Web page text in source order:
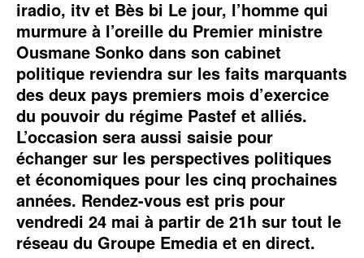
iradio, itv et Bès bi Le jour, l’homme qui
murmure à l’oreille du Premier ministre
Ousmane Sonko dans son cabinet
politique reviendra sur les faits marquants
des deux pays premiers mois d’exercice
du pouvoir du régime Pastef et alliés.
L’occasion sera aussi saisie pour
échanger sur les perspectives politiques
et économiques pour les cinq prochaines
années. Rendez-vous est pris pour
vendredi 24 mai à partir de 21h sur tout le
réseau du Groupe Emedia et en direct.